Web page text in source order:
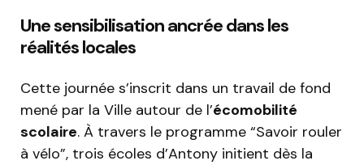
Une sensibilisation ancrée dans les
réalités locales
Cette journée s’inscrit dans un travail de fond
mené par la Ville autour de l’écomobilité
scolaire. À travers le programme “Savoir rouler
à vélo”, trois écoles d’Antony initient dès la